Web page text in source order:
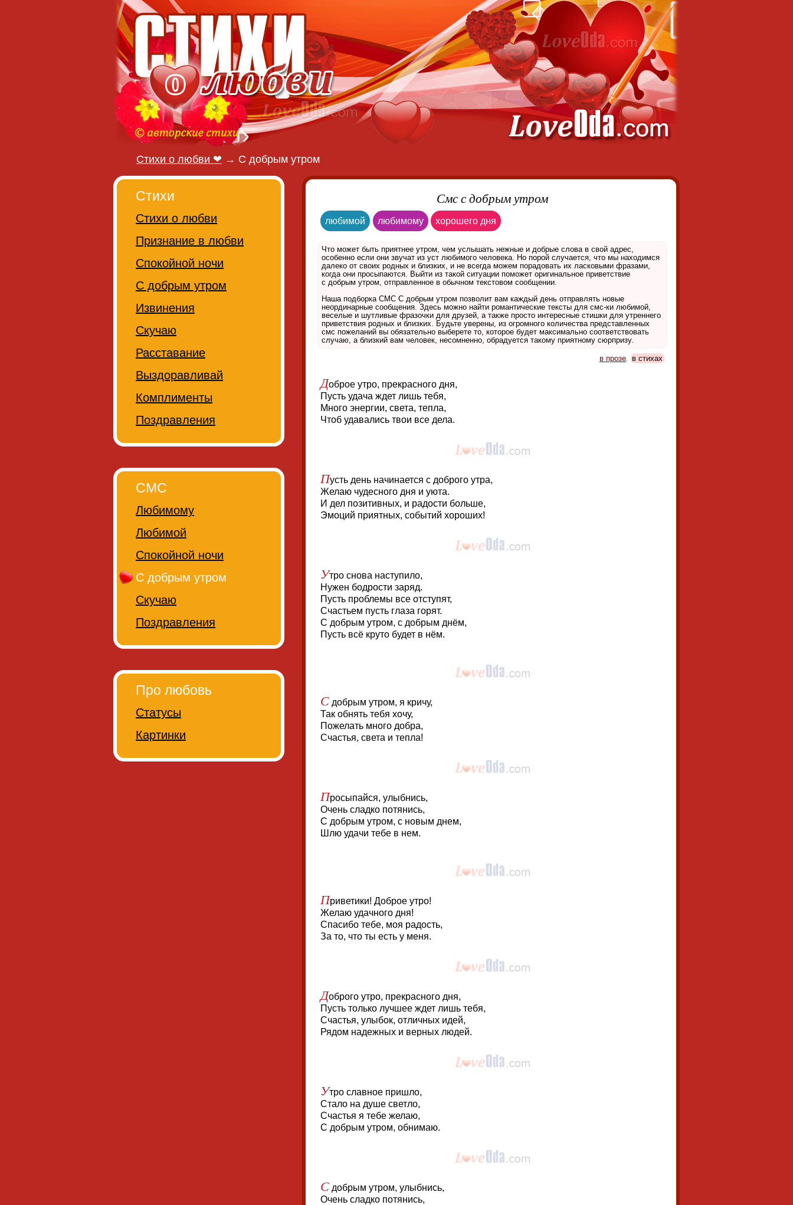
Стихи о любви ❤ → С добрым утром
Смс с добрым утром
любимой любимому хорошего дня
Что может быть приятнее утром, чем услышать нежные и добрые слова в свой адрес,
особенно если они звучат из уст любимого человека. Но порой случается, что мы находимся
далеко от своих родных и близких, и не всегда можем порадовать их ласковыми фразами,
когда они просыпаются. Выйти из такой ситуации поможет оригинальное приветствие
с добрым утром, отправленное в обычном текстовом сообщении.
Наша подборка СМС С добрым утром позволит вам каждый день отправлять новые
неординарные сообщения. Здесь можно найти романтические тексты для смс-ки любимой,
веселые и шутливые фразочки для друзей, а также просто интересные стишки для утреннего
приветствия родных и близких. Будьте уверены, из огромного количества представленных
смс пожеланий вы обязательно выберете то, которое будет максимально соответствовать
случаю, а близкий вам человек, несомненно, обрадуется такому приятному сюрпризу.
в прозе, в стихах
Доброе утро, прекрасного дня,
Пусть удача ждет лишь тебя,
Много энергии, света, тепла,
Чтоб удавались твои все дела.
Пусть день начинается с доброго утра,
Желаю чудесного дня и уюта.
И дел позитивных, и радости больше,
Эмоций приятных, событий хороших!
Утро снова наступило,
Нужен бодрости заряд.
Пусть проблемы все отступят,
Счастьем пусть глаза горят.
С добрым утром, с добрым днём,
Пусть всё круто будет в нём.
С добрым утром, я кричу,
Так обнять тебя хочу,
Пожелать много добра,
Счастья, света и тепла!
Просыпайся, улыбнись,
Очень сладко потянись,
С добрым утром, с новым днем,
Шлю удачи тебе в нем.
Приветики! Доброе утро!
Желаю удачного дня!
Спасибо тебе, моя радость,
За то, что ты есть у меня.
Доброго утро, прекрасного дня,
Пусть только лучшее ждет лишь тебя,
Счастья, улыбок, отличных идей,
Рядом надежных и верных людей.
Утро славное пришло,
Стало на душе светло,
Счастья я тебе желаю,
С добрым утром, обнимаю.
С добрым утром, улыбнись,
Очень сладко потянись,
Стихи
Стихи о любви
Признание в любви
Спокойной ночи
С добрым утром
Извинения
Скучаю
Расставание
Выздоравливай
Комплименты
Поздравления
СМС
Любимому
Любимой
Спокойной ночи
С добрым утром
Скучаю
Поздравления
Про любовь
Статусы
Картинки